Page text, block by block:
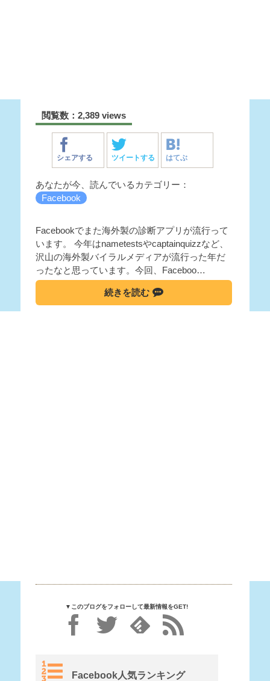
閲覧数：2,389 views
シェアする ツイートする はてぶ
あなたが今、読んでいるカテゴリー：
Facebook
Facebookでまた海外製の診断アプリが流行って
います。 今年はnametestsやcaptainquizzなど、
沢山の海外製バイラルメディアが流行った年だ
ったなと思っています。今回、Faceboo…
続きを読む
▼このブログをフォローして最新情報をGET!
Facebook人気ランキング